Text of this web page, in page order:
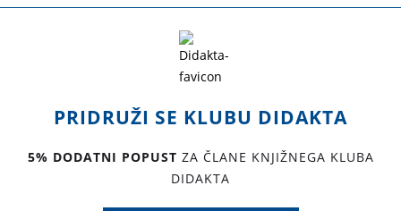
PRIDRUŽI SE KLUBU DIDAKTA
5% DODATNI POPUST ZA ČLANE KNJIŽNEGA KLUBA
DIDAKTA